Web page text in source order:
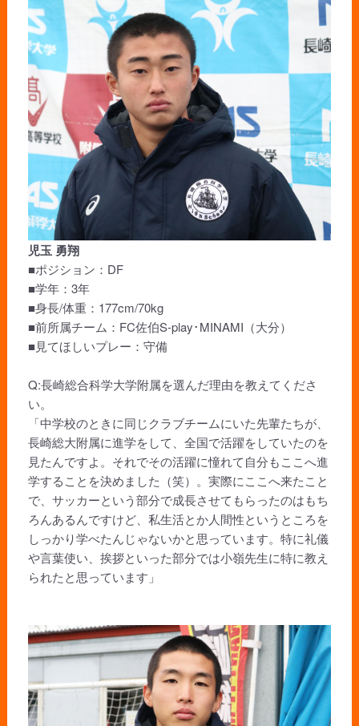
児玉 勇翔
■ポジション：DF
■学年：3年
■身長/体重：177cm/70kg
■前所属チーム：FC佐伯S‑play･MINAMI（大分）
■見てほしいプレー：守備
Q:長崎総合科学大学附属を選んだ理由を教えてくださ
い。
「中学校のときに同じクラブチームにいた先輩たちが、
長崎総大附属に進学をして、全国で活躍をしていたのを
見たんですよ。それでその活躍に憧れて自分もここへ進
学することを決めました（笑）。実際にここへ来たこと
で、サッカーという部分で成長させてもらったのはもち
ろんあるんですけど、私生活とか人間性というところを
しっかり学べたんじゃないかと思っています。特に礼儀
や言葉使い、挨拶といった部分では小嶺先生に特に教え
られたと思っています」